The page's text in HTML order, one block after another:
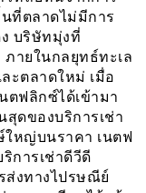
ที่ตลาดไม่มีการ
บริษัทมุ่งที่
ายในกลยุทธ์ทะเล
ะตลาดใหม่ เมื่อ
นตฟลิกซ์ได้เข้ามา
ดของบริการเช่า
ใหญ่บนราคา เนตฟ
การเช่าดีวีดี
ส่งทางไปรษณีย์